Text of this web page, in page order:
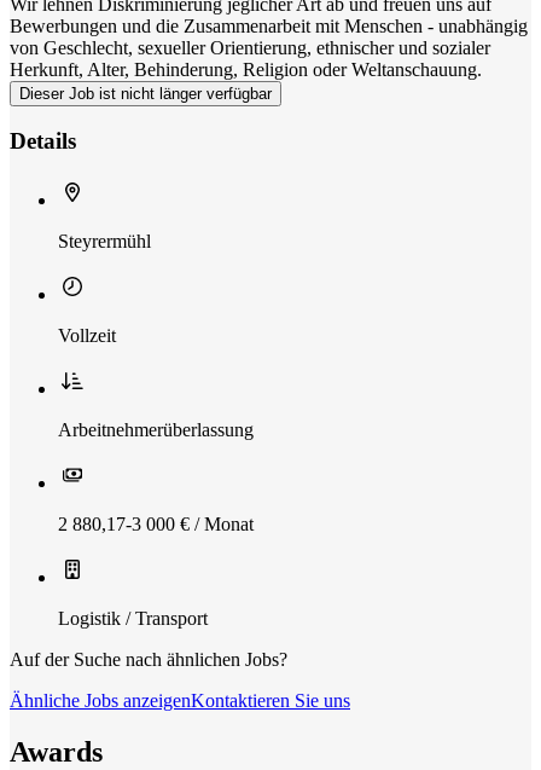
Bewerbungen und die Zusammenarbeit mit Menschen - unabhängig
von Geschlecht, sexueller Orientierung, ethnischer und sozialer
Herkunft, Alter, Behinderung, Religion oder Weltanschauung.
Dieser Job ist nicht länger verfügbar
Details
Steyrermühl
Vollzeit
Arbeitnehmerüberlassung
2 880,17-3 000 € / Monat
Logistik / Transport
Auf der Suche nach ähnlichen Jobs?
Ähnliche Jobs anzeigenKontaktieren Sie uns
Awards